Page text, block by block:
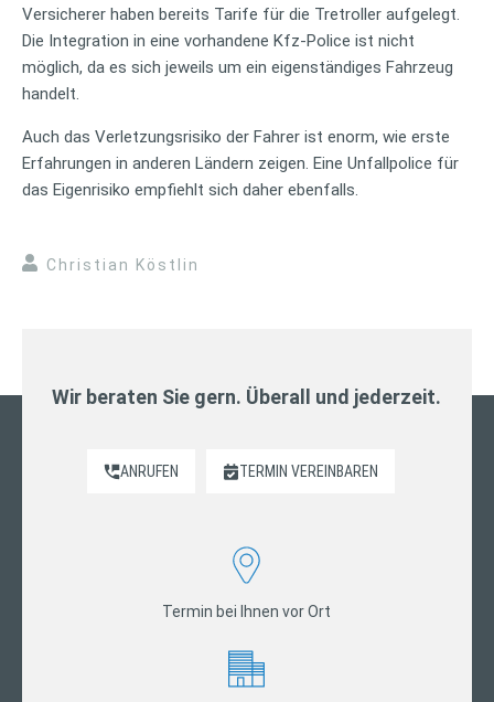
Versicherer haben bereits Tarife für die Tretroller aufgelegt.
Die Integration in eine vorhandene Kfz-Police ist nicht
möglich, da es sich jeweils um ein eigenständiges Fahrzeug
handelt.
Auch das Verletzungsrisiko der Fahrer ist enorm, wie erste
Erfahrungen in anderen Ländern zeigen. Eine Unfallpolice für
das Eigenrisiko empfiehlt sich daher ebenfalls.
Christian Köstlin
Wir beraten Sie gern. Überall und jederzeit.
ANRUFEN TERMIN VEREINBAREN
Termin bei Ihnen vor Ort